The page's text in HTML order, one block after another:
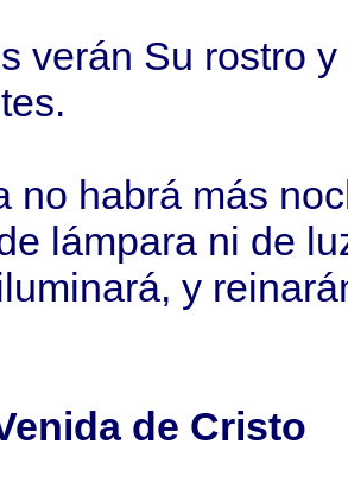
verán Su rostro
.
no habrá más
lámparani de
, y
de Cristo